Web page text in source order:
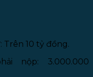
Trên 10 tỷ đồng.
nộp: 3.000.000